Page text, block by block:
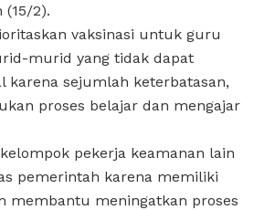
(15/2).
vaksinasi untuk guru
murid yang tidak dapat
karena sejumlah keterbatasan,
proses belajar dan mengajar
pekerja keamanan lain
pemerintah karena memiliki
membantu meningatkan proses